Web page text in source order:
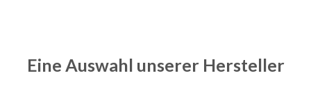
Eine Auswahl unserer Hersteller